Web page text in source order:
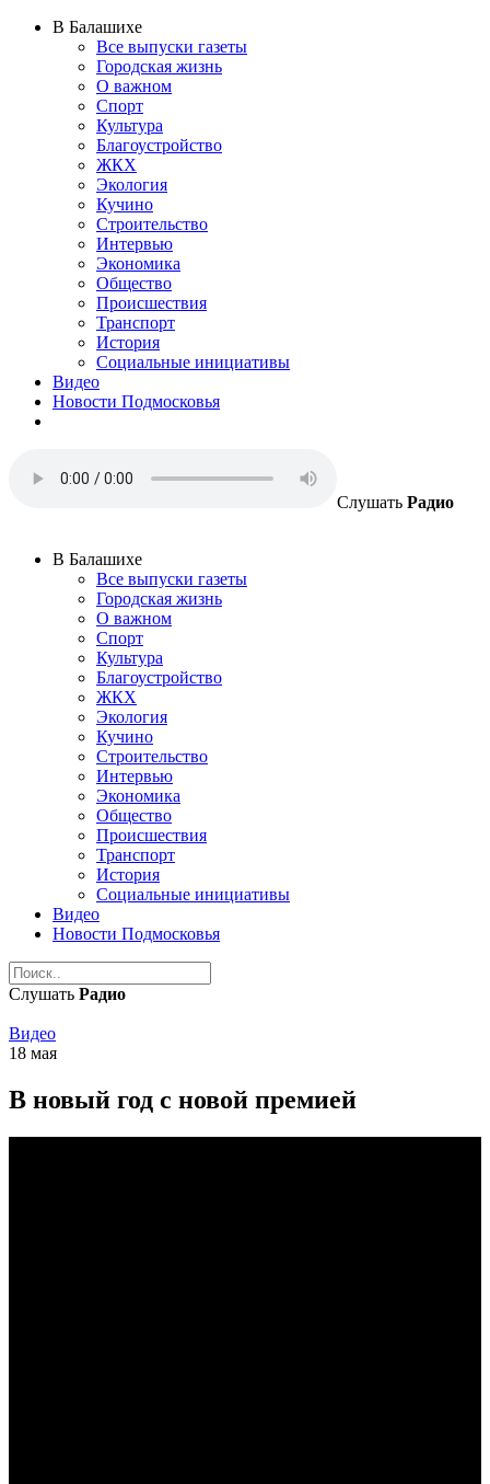
В Балашихе
Все выпуски газеты
Городская жизнь
О важном
Спорт
Культура
Благоустройство
ЖКХ
Экология
Кучино
Строительство
Интервью
Экономика
Общество
Происшествия
Транспорт
История
Социальные инициативы
Видео
Новости Подмосковья
Слушать Радио
В Балашихе
Все выпуски газеты
Городская жизнь
О важном
Спорт
Культура
Благоустройство
ЖКХ
Экология
Кучино
Строительство
Интервью
Экономика
Общество
Происшествия
Транспорт
История
Социальные инициативы
Видео
Новости Подмосковья
Слушать Радио
Видео
18 мая
В новый год с новой премией